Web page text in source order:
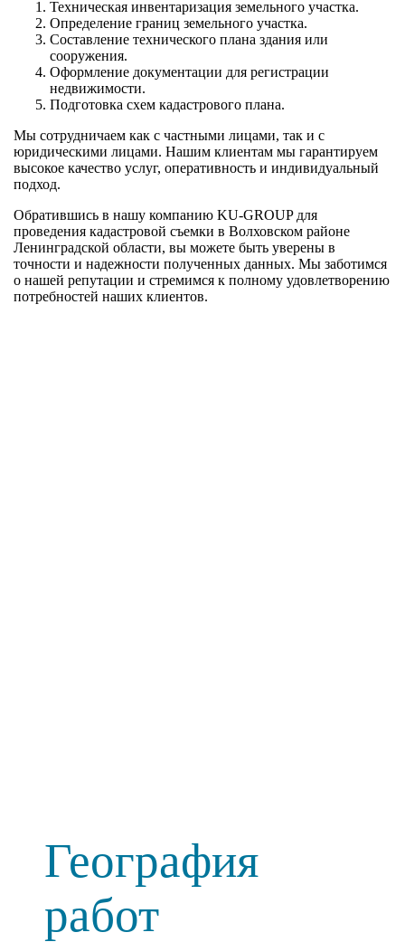
Техническая инвентаризация земельного участка.
Определение границ земельного участка.
Составление технического плана здания или
сооружения.
Оформление документации для регистрации
недвижимости.
Подготовка схем кадастрового плана.
Мы сотрудничаем как с частными лицами, так и с
юридическими лицами. Нашим клиентам мы гарантируем
высокое качество услуг, оперативность и индивидуальный
подход.
Обратившись в нашу компанию KU-GROUP для
проведения кадастровой съемки в Волховском районе
Ленинградской области, вы можете быть уверены в
точности и надежности полученных данных. Мы заботимся
о нашей репутации и стремимся к полному удовлетворению
потребностей наших клиентов.
География
работ